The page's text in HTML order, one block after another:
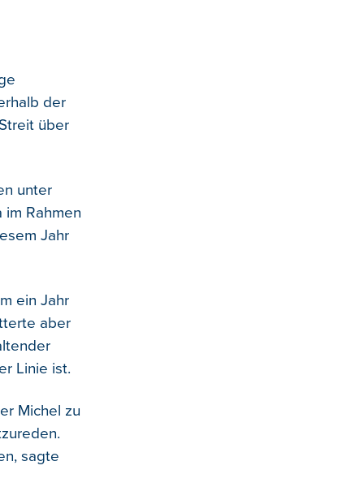
der
über
unter
Rahmen
Jahr
ein Jahr
aber
Linie ist.
Michel zu
sagte